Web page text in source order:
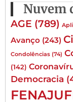
Nuvem
AGE (789)
Avanço (243)
Condolências (74)
(142)
Democracia